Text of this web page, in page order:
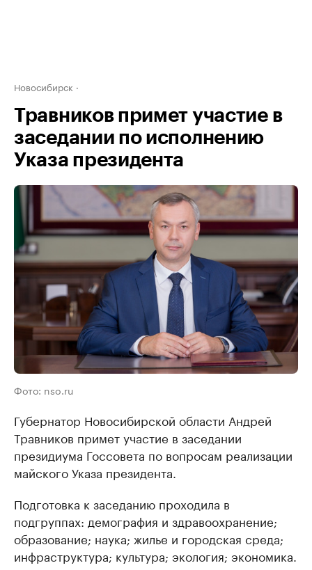
Новосибирск
Травников примет участие в
заседании по исполнению
Указа президента
Фото: nso.ru
Губернатор Новосибирской области Андрей
Травников примет участие в заседании
президиума Госсовета по вопросам реализации
майского Указа президента.
Подготовка к заседанию проходила в
подгруппах: демография и здравоохранение;
образование; наука; жилье и городская среда;
инфраструктура; культура; экология; экономика.